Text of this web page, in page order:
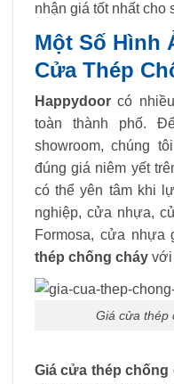
nhận giá tốt nhất cho
Một Số Hình
Cửa Thép
Happydoor có
toàn thành phố.
showroom, chúng
đúng giá niêm yết
có thể yên tâm khi
nghiệp, cửa nhựa,
Formosa, cửa nhựa
thép chống cháy với
Giá cửa thép
Giá cửa thép chống